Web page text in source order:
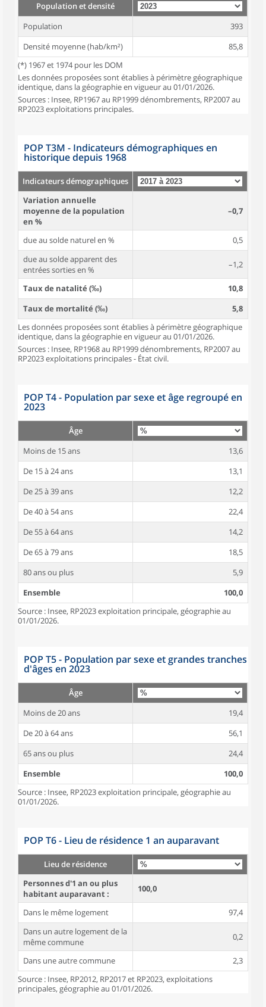
Population et densité
Population
393
Densité moyenne (hab/km²)
85,8
(*) 1967 et 1974 pour les DOM
Les données proposées sont établies à périmètre géographique
identique, dans la géographie en vigueur au 01/01/2026.
Sources : Insee, RP1967 au RP1999 dénombrements, RP2007 au
RP2023 exploitations principales.
POP T3M - Indicateurs démographiques en
historique depuis 1968
Indicateurs démographiques
Variation annuelle
moyenne de la population
en %
–0,7
due au solde naturel en %
0,5
due au solde apparent des
entrées sorties en %
–1,2
Taux de natalité (‰)
10,8
Taux de mortalité (‰)
5,8
Les données proposées sont établies à périmètre géographique
identique, dans la géographie en vigueur au 01/01/2026.
Sources : Insee, RP1968 au RP1999 dénombrements, RP2007 au
RP2023 exploitations principales - État civil.
POP T4 - Population par sexe et âge regroupé en
2023
Âge
Moins de 15 ans
13,6
De 15 à 24 ans
13,1
De 25 à 39 ans
12,2
De 40 à 54 ans
22,4
De 55 à 64 ans
14,2
De 65 à 79 ans
18,5
80 ans ou plus
5,9
Ensemble
100,0
Source : Insee, RP2023 exploitation principale, géographie au
01/01/2026.
POP T5 - Population par sexe et grandes tranches
d'âges en 2023
Âge
Moins de 20 ans
19,4
De 20 à 64 ans
56,1
65 ans ou plus
24,4
Ensemble
100,0
Source : Insee, RP2023 exploitation principale, géographie au
01/01/2026.
POP T6 - Lieu de résidence 1 an auparavant
Lieu de résidence
Personnes d'1 an ou plus
habitant auparavant :
100,0
Dans le même logement
97,4
Dans un autre logement de la
même commune
0,2
Dans une autre commune
2,3
Source : Insee, RP2012, RP2017 et RP2023, exploitations
principales, géographie au 01/01/2026.